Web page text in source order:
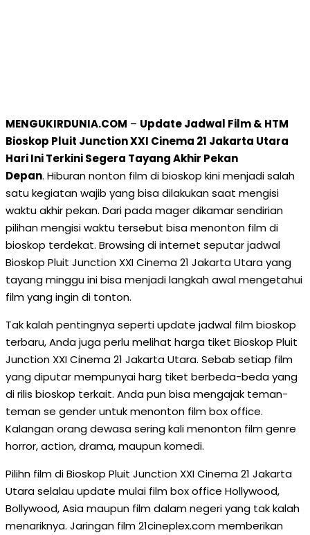
MENGUKIRDUNIA.COM – Update Jadwal Film & HTM
Bioskop Pluit Junction XXI Cinema 21 Jakarta Utara
Hari Ini Terkini Segera Tayang Akhir Pekan
Depan. Hiburan nonton film di bioskop kini menjadi salah
satu kegiatan wajib yang bisa dilakukan saat mengisi
waktu akhir pekan. Dari pada mager dikamar sendirian
pilihan mengisi waktu tersebut bisa menonton film di
bioskop terdekat. Browsing di internet seputar jadwal
Bioskop Pluit Junction XXI Cinema 21 Jakarta Utara yang
tayang minggu ini bisa menjadi langkah awal mengetahui
film yang ingin di tonton.
Tak kalah pentingnya seperti update jadwal film bioskop
terbaru, Anda juga perlu melihat harga tiket Bioskop Pluit
Junction XXI Cinema 21 Jakarta Utara. Sebab setiap film
yang diputar mempunyai harg tiket berbeda-beda yang
di rilis bioskop terkait. Anda pun bisa mengajak teman-
teman se gender untuk menonton film box office.
Kalangan orang dewasa sering kali menonton film genre
horror, action, drama, maupun komedi.
Pilihn film di Bioskop Pluit Junction XXI Cinema 21 Jakarta
Utara selalau update mulai film box office Hollywood,
Bollywood, Asia maupun film dalam negeri yang tak kalah
menariknya. Jaringan film 21cineplex.com memberikan